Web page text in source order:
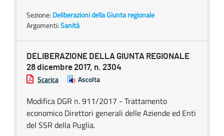
Sezione: Deliberazioni della Giunta regionale
Argomenti:Sanità
DELIBERAZIONE DELLA GIUNTA REGIONALE
28 dicembre 2017, n. 2304
Scarica Ascolta
Modifica DGR n. 911/2017 - Trattamento
economico Direttori generali delle Aziende ed Enti
del SSR della Puglia.